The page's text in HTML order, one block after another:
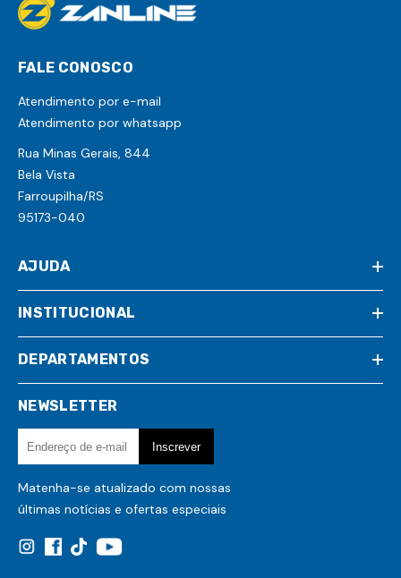
FALE CONOSCO
Atendimento por e-mail
Atendimento por whatsapp
Rua Minas Gerais, 844
Bela Vista
Farroupilha/RS
95173-040
AJUDA
INSTITUCIONAL
DEPARTAMENTOS
NEWSLETTER
Matenha-se atualizado com nossas
últimas notícias e ofertas especiais